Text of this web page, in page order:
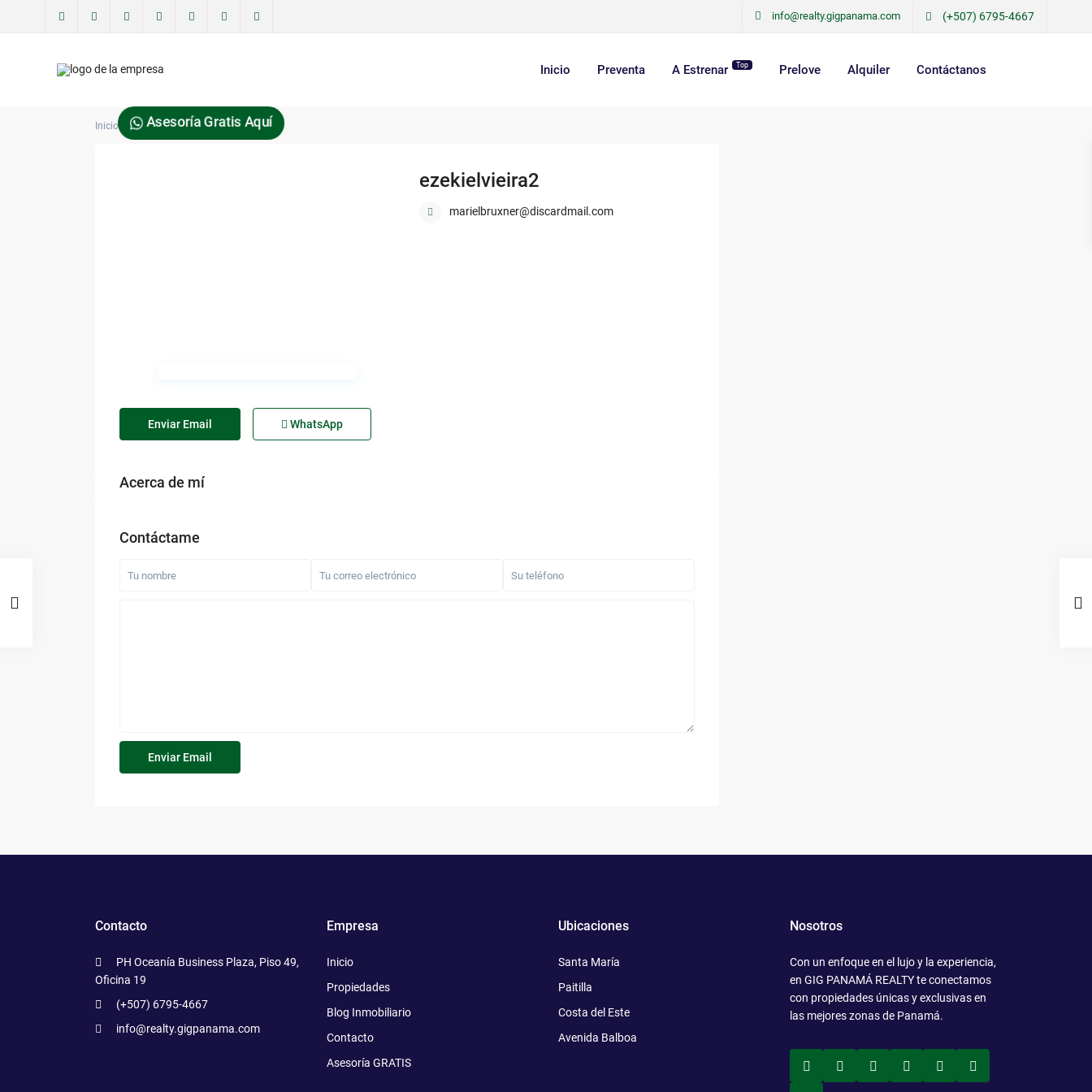
info@realty.gigpanama.com (+507) 6795-4667
Inicio Preventa A Estrenar Top Prelove Alquiler Contáctanos
Asesoría Gratis Aquí
Inicio ezekielvieira2
ezekielvieira2
marielbruxner@discardmail.com
Enviar Email WhatsApp
Acerca de mí
Contáctame
Contacto
PH Oceanía Business Plaza, Piso 49,
Oficina 19
(+507) 6795-4667
info@realty.gigpanama.com
Empresa
Inicio
Propiedades
Blog Inmobiliario
Contacto
Asesoría GRATIS
Ubicaciones
Santa María
Paitilla
Costa del Este
Avenida Balboa
Nosotros
Con un enfoque en el lujo y la experiencia,
en GIG PANAMÁ REALTY te conectamos
con propiedades únicas y exclusivas en
las mejores zonas de Panamá.